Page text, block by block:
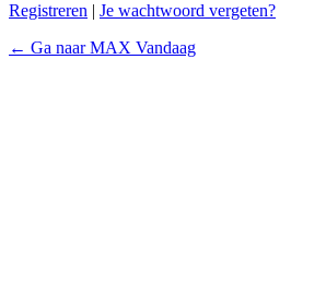
Registreren | Je wachtwoord vergeten?
← Ga naar MAX Vandaag